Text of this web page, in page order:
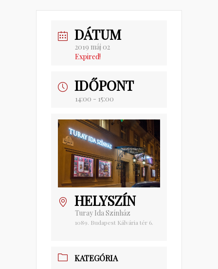
DÁTUM
2019 máj 02
Expired!
IDŐPONT
14:00 - 15:00
HELYSZÍN
Turay Ida Színház
1089. Budapest Kálvária tér 6.
KATEGÓRIA